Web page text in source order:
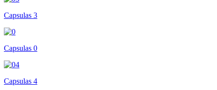
Capsulas 3
Capsulas 0
Capsulas 4